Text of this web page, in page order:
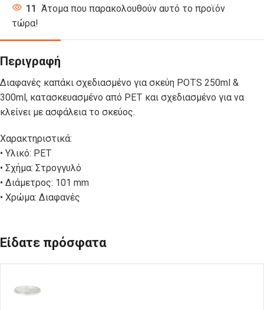
11 Άτομα που παρακολουθούν αυτό το προϊόν
τώρα!
Περιγραφή
Διαφανές καπάκι σχεδιασμένο για σκεύη POTS 250ml &
300ml, κατασκευασμένο από PET και σχεδιασμένο για να
κλείνει με ασφάλεια το σκεύος.
Χαρακτηριστικά:
• Υλικό: PET
• Σχήμα: Στρογγυλό
• Διάμετρος: 101 mm
• Χρώμα: Διαφανές
Είδατε πρόσφατα